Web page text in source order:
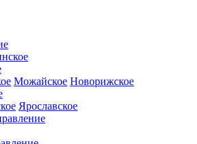
Можайское Новорижское
Ярославское